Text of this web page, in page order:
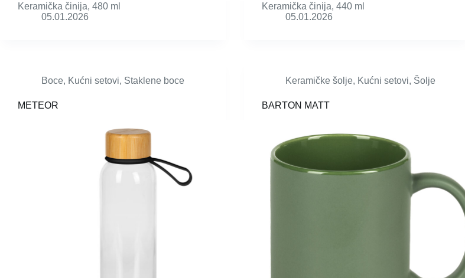
Keramička činija, 480 ml
05.01.2026
Keramička činija, 440 ml
05.01.2026
Boce, Kućni setovi, Staklene boce
METEOR
Keramičke šolje, Kućni setovi, Šolje
BARTON MATT